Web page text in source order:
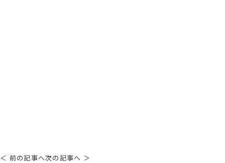
＜ 前の記事へ次の記事へ ＞